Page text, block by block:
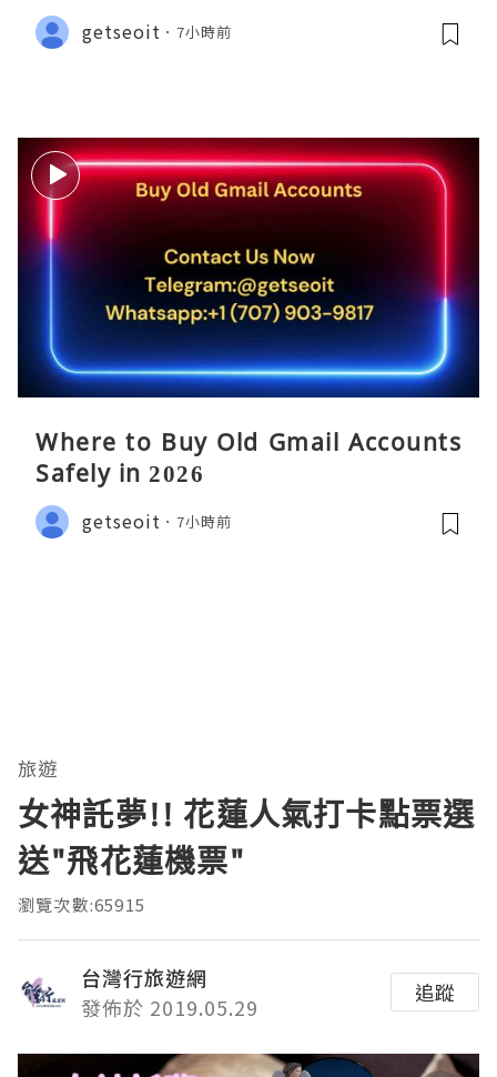
getseoit 7小時前
Where to Buy Old Gmail Accounts
Safely in 2026
getseoit 7小時前
旅遊
女神託夢!! 花蓮人氣打卡點票選
送"飛花蓮機票"
瀏覽次數:65915
台灣行旅遊網
發佈於 2019.05.29
追蹤